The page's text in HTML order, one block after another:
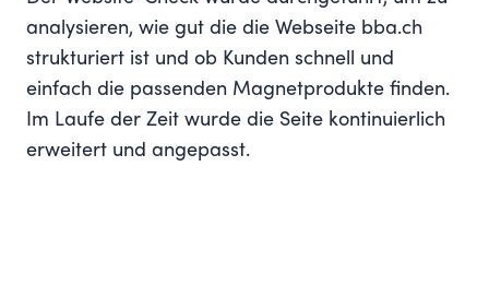
analysieren, wie gut die die Webseite bba.ch
strukturiert ist und ob Kunden schnell und
einfach die passenden Magnetprodukte finden.
Im Laufe der Zeit wurde die Seite kontinuierlich
erweitert und angepasst.